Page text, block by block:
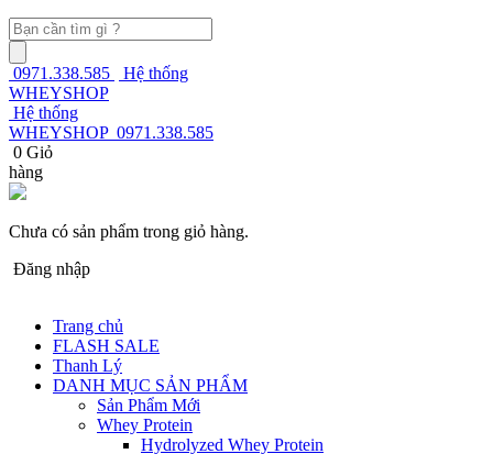
0971.338.585
Hệ thống
WHEYSHOP
Hệ thống
WHEYSHOP 0971.338.585
0 Giỏ
hàng
Chưa có sản phẩm trong giỏ hàng.
Đăng nhập
Trang chủ
FLASH SALE
Thanh Lý
DANH MỤC SẢN PHẨM
Sản Phẩm Mới
Whey Protein
Hydrolyzed Whey Protein